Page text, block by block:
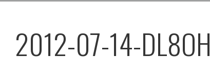
2012-07-14-DL8OH